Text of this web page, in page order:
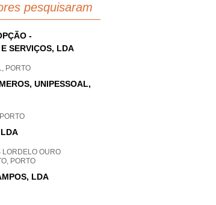
pesquisaram
-
SERVIÇOS, LDA
PORTO
UNIPESSOAL,
LORDELO OURO
PORTO
LDA